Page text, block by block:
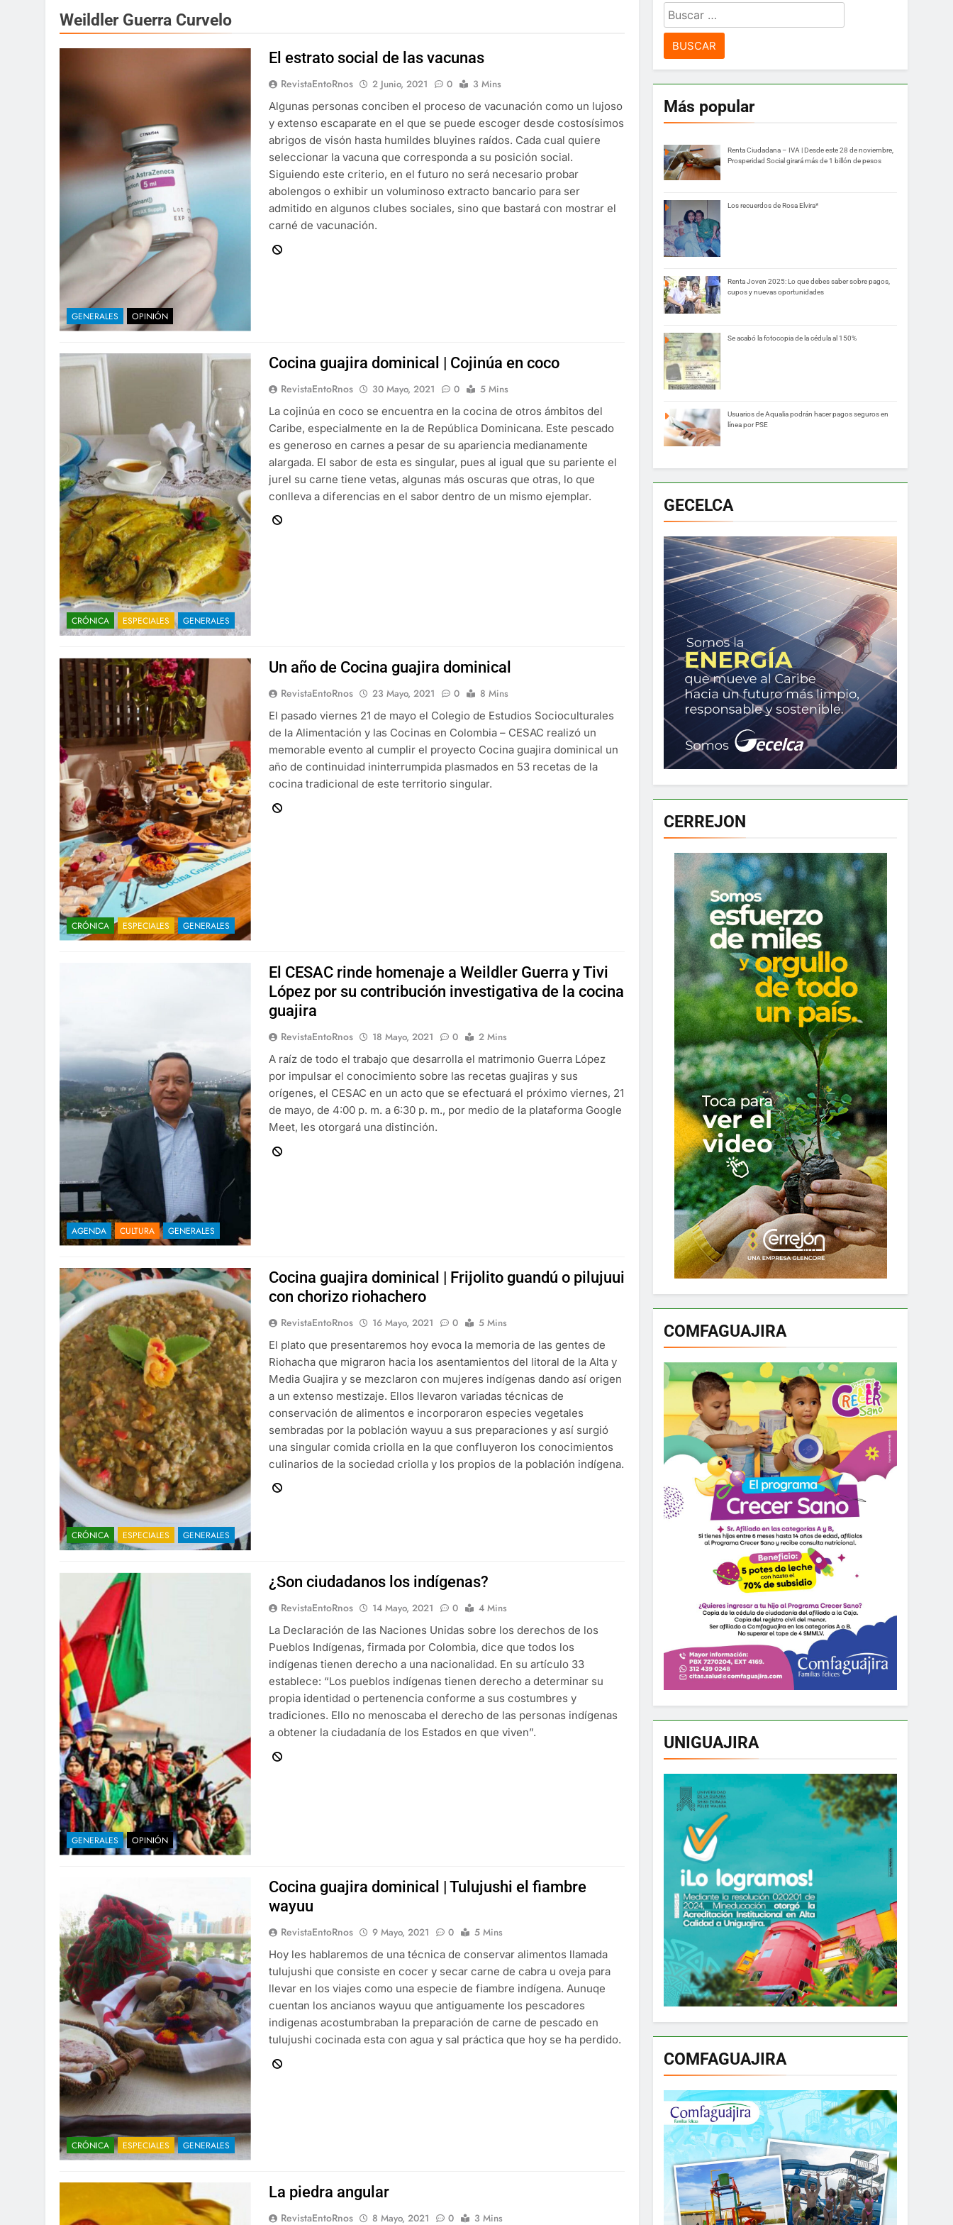
Weildler Guerra Curvelo
GENERALES OPINIÓN
El estrato social de las vacunas
RevistaEntoRnos 2 Junio, 2021 0
3 Mins
Algunas personas conciben el proceso de vacunación como un lujoso
y extenso escaparate en el que se puede escoger desde costosísimos
abrigos de visón hasta humildes bluyines raídos. Cada cual quiere
seleccionar la vacuna que corresponda a su posición social.
Siguiendo este criterio, en el futuro no será necesario probar
abolengos o exhibir un voluminoso extracto bancario para ser
admitido en algunos clubes sociales, sino que bastará con mostrar el
carné de vacunación.
CRÓNICA ESPECIALES GENERALES
Cocina guajira dominical | Cojinúa en coco
RevistaEntoRnos 30 Mayo, 2021 0
5 Mins
La cojinúa en coco se encuentra en la cocina de otros ámbitos del
Caribe, especialmente en la de República Dominicana. Este pescado
es generoso en carnes a pesar de su apariencia medianamente
alargada. El sabor de esta es singular, pues al igual que su pariente el
jurel su carne tiene vetas, algunas más oscuras que otras, lo que
conlleva a diferencias en el sabor dentro de un mismo ejemplar.
CRÓNICA ESPECIALES GENERALES
Un año de Cocina guajira dominical
RevistaEntoRnos 23 Mayo, 2021 0
8 Mins
El pasado viernes 21 de mayo el Colegio de Estudios Socioculturales
de la Alimentación y las Cocinas en Colombia – CESAC realizó un
memorable evento al cumplir el proyecto Cocina guajira dominical un
año de continuidad ininterrumpida plasmados en 53 recetas de la
cocina tradicional de este territorio singular.
AGENDA CULTURA GENERALES
El CESAC rinde homenaje a Weildler Guerra y Tivi
López por su contribución investigativa de la cocina
guajira
RevistaEntoRnos 18 Mayo, 2021 0
2 Mins
A raíz de todo el trabajo que desarrolla el matrimonio Guerra López
por impulsar el conocimiento sobre las recetas guajiras y sus
orígenes, el CESAC en un acto que se efectuará el próximo viernes, 21
de mayo, de 4:00 p. m. a 6:30 p. m., por medio de la plataforma Google
Meet, les otorgará una distinción.
CRÓNICA ESPECIALES GENERALES
Cocina guajira dominical | Frijolito guandú o pilujuui
con chorizo riohachero
RevistaEntoRnos 16 Mayo, 2021 0
5 Mins
El plato que presentaremos hoy evoca la memoria de las gentes de
Riohacha que migraron hacia los asentamientos del litoral de la Alta y
Media Guajira y se mezclaron con mujeres indígenas dando así origen
a un extenso mestizaje. Ellos llevaron variadas técnicas de
conservación de alimentos e incorporaron especies vegetales
sembradas por la población wayuu a sus preparaciones y así surgió
una singular comida criolla en la que confluyeron los conocimientos
culinarios de la sociedad criolla y los propios de la población indígena.
GENERALES OPINIÓN
¿Son ciudadanos los indígenas?
RevistaEntoRnos 14 Mayo, 2021 0
4 Mins
La Declaración de las Naciones Unidas sobre los derechos de los
Pueblos Indígenas, firmada por Colombia, dice que todos los
indígenas tienen derecho a una nacionalidad. En su artículo 33
establece: “Los pueblos indígenas tienen derecho a determinar su
propia identidad o pertenencia conforme a sus costumbres y
tradiciones. Ello no menoscaba el derecho de las personas indígenas
a obtener la ciudadanía de los Estados en que viven”.
CRÓNICA ESPECIALES GENERALES
Cocina guajira dominical | Tulujushi el fiambre
wayuu
RevistaEntoRnos 9 Mayo, 2021 0
5 Mins
Hoy les hablaremos de una técnica de conservar alimentos llamada
tulujushi que consiste en cocer y secar carne de cabra u oveja para
llevar en los viajes como una especie de fiambre indígena. Aunuqe
cuentan los ancianos wayuu que antiguamente los pescadores
indigenas acostumbraban la preparación de carne de pescado en
tulujushi cocinada esta con agua y sal práctica que hoy se ha perdido.
La piedra angular
RevistaEntoRnos 8 Mayo, 2021 0 3 Mins
Buscar:
Más popular
Renta Ciudadana – IVA | Desde este 28 de noviembre,
Prosperidad Social girará más de 1 billón de pesos
Los recuerdos de Rosa Elvira*
Renta Joven 2025: Lo que debes saber sobre pagos,
cupos y nuevas oportunidades
Se acabó la fotocopia de la cédula al 150%
Usuarios de Aqualia podrán hacer pagos seguros en
línea por PSE
GECELCA
CERREJON
COMFAGUAJIRA
UNIGUAJIRA
COMFAGUAJIRA